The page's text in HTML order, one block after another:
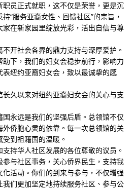
员正式就职，这不仅是荣誉，更是沉
“服务亚裔女性、回馈社区”的宗旨，
在新家园里绽放光彩，活出自信与尊
开社会各界的鼎力支持与深厚爱护。
下，我们的妇女会稳步前行，影响力
纽约亚裔妇女会，致以最诚挚的感
久以来对纽约亚裔妇女会的关心与支
永远是我们的坚强后盾。总领馆不仅
侨胞心灵的依靠。每一次总领馆的关
到祖籍国的温暖。
持华人社区发展的各位尊敬的议员。
与社区事务，关心侨界民生，支持我
活动。你们的到来与参与，不仅增强
们更加坚定地持续服务社区、参与公